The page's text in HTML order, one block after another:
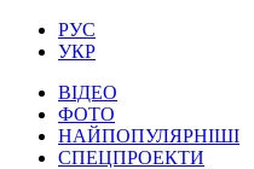
РУС
УКР
ВІДЕО
ФОТО
НАЙПОПУЛЯРНІШІ
СПЕЦПРОЕКТИ